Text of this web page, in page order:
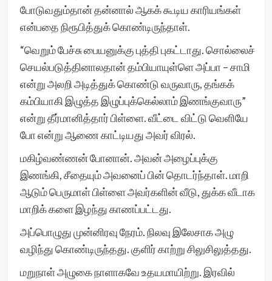
போடுவதும்தான் தன்னால் ஆகக் கூடிய காரியங்கள்
என்பதை நிரூபித்துக் கொண்டிருந்தாள்.
“வெறும் பேச்சு பையனுக்கு புத்தி புகட்டாது. சொல்லைச்
செயல்படுத்தினாலதான் தம்பியாயுள்ளெ அப்பா – சாமி
என்று அலறி அடித்துக் கொண்டு வருவாரு, தங்கக்
கம்பியாகி இழுத்த இழுப்புக்கெல்லாம் இணங்குவாரு”
என்று தீர்மானித்தார் பிள்ளை. வீட்டை விட்டு வெளியே
போ என்று ஆணை காட்டியது அவர் விரல்.
மகிழ்வண்ணன் போனான். அவன் அழைப்புக்கு
இணங்கி, சீதையும் அவனைப் பின் தொடர்ந்தாள். மாறி
ஆடும் பெருமாள் பிள்ளை அவர்களின் வீடு, துக்க வீடாக
மாறிக் களை இழந்து காணப்பட்டது.
அப்பொழுது முன்னிரவு நேரம். நிலவு இலேசாக அழு
வழிந்து கொண்டிருந்தது. குளிர் காற்று சிலுசிலுத்தது.
மறுநாள் அழுகை நாளாகவே உதயமாயிற்று. இரவில்